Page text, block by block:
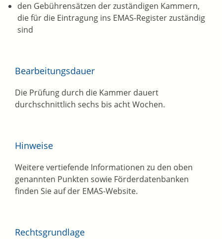
den Gebührensätzen der zuständigen Kammern,
die für die Eintragung ins EMAS-Register zuständig
sind
Bearbeitungsdauer
Die Prüfung durch die Kammer dauert
durchschnittlich sechs bis acht Wochen.
Hinweise
Weitere vertiefende Informationen zu den oben
genannten Punkten sowie Förderdatenbanken
finden Sie auf der EMAS-Website.
Rechtsgrundlage